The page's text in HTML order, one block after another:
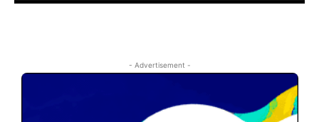
- Advertisement -